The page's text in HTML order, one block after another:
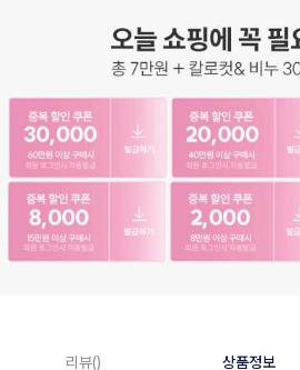
리뷰() 상품정보